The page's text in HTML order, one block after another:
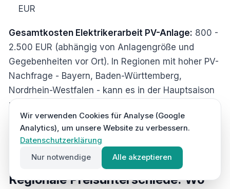
EUR
Gesamtkosten Elektrikerarbeit PV-Anlage: 800 -
2.500 EUR (abhängig von Anlagengröße und
Gegebenheiten vor Ort). In Regionen mit hoher PV-
Nachfrage - Bayern, Baden-Württemberg,
Nordrhein-Westfalen - kann es in der Hauptsaison
zu Wartezeiten kommen. Für
bedeutet das: Jeder verpasste Anruf kann ein
verlorener PV-Auftrag im Wert von mehreren
Regionale Preisunterschiede: Wo
Wir verwenden Cookies für Analyse (Google
Analytics), um unsere Website zu verbessern.
Datenschutzerklärung
Nur notwendige
Alle akzeptieren